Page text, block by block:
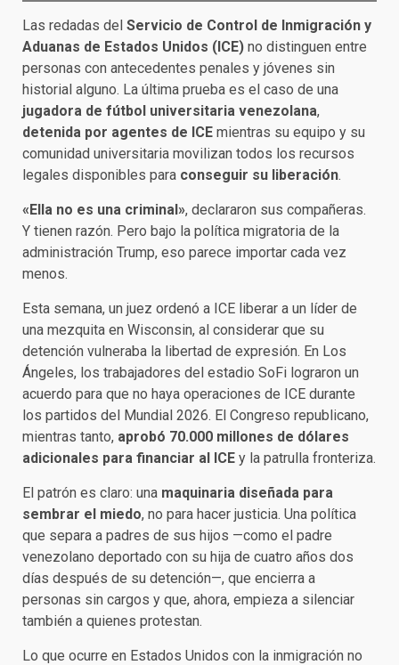
Las redadas del Servicio de Control de Inmigración y
Aduanas de Estados Unidos (ICE) no distinguen entre
personas con antecedentes penales y jóvenes sin
historial alguno. La última prueba es el caso de una
jugadora de fútbol universitaria venezolana,
detenida por agentes de ICE mientras su equipo y su
comunidad universitaria movilizan todos los recursos
legales disponibles para conseguir su liberación.
«Ella no es una criminal», declararon sus compañeras.
Y tienen razón. Pero bajo la política migratoria de la
administración Trump, eso parece importar cada vez
menos.
Esta semana, un juez ordenó a ICE liberar a un líder de
una mezquita en Wisconsin, al considerar que su
detención vulneraba la libertad de expresión. En Los
Ángeles, los trabajadores del estadio SoFi lograron un
acuerdo para que no haya operaciones de ICE durante
los partidos del Mundial 2026. El Congreso republicano,
mientras tanto, aprobó 70.000 millones de dólares
adicionales para financiar al ICE y la patrulla fronteriza.
El patrón es claro: una maquinaria diseñada para
sembrar el miedo, no para hacer justicia. Una política
que separa a padres de sus hijos —como el padre
venezolano deportado con su hija de cuatro años dos
días después de su detención—, que encierra a
personas sin cargos y que, ahora, empieza a silenciar
también a quienes protestan.
Lo que ocurre en Estados Unidos con la inmigración no